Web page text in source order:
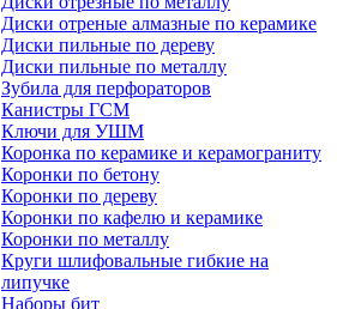
Диски отреные алмазные по керамике
Диски пильные по дереву
Диски пильные по металлу
Зубила для перфораторов
Канистры ГСМ
Ключи для УШМ
Коронка по керамике и керамограниту
Коронки по бетону
Коронки по дереву
Коронки по кафелю и керамике
Коронки по металлу
Круги шлифовальные гибкие на
липучке
Наборы бит